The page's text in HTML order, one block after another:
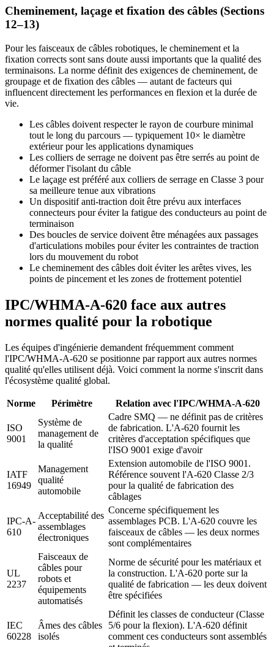
Cheminement, laçage et fixation des câbles (Sections
12–13)
Pour les faisceaux de câbles robotiques, le cheminement et la
fixation corrects sont sans doute aussi importants que la qualité des
terminaisons. La norme définit des exigences de cheminement, de
groupage et de fixation des câbles — autant de facteurs qui
influencent directement les performances en flexion et la durée de
vie.
Les câbles doivent respecter le rayon de courbure minimal
tout le long du parcours — typiquement 10× le diamètre
extérieur pour les applications dynamiques
Les colliers de serrage ne doivent pas être serrés au point de
déformer l'isolant du câble
Le laçage est préféré aux colliers de serrage en Classe 3 pour
sa meilleure tenue aux vibrations
Un dispositif anti-traction doit être prévu aux interfaces
connecteurs pour éviter la fatigue des conducteurs au point de
terminaison
Des boucles de service doivent être ménagées aux passages
d'articulations mobiles pour éviter les contraintes de traction
lors du mouvement du robot
Le cheminement des câbles doit éviter les arêtes vives, les
points de pincement et les zones de frottement potentiel
IPC/WHMA-A-620 face aux autres
normes qualité pour la robotique
Les équipes d'ingénierie demandent fréquemment comment
l'IPC/WHMA-A-620 se positionne par rapport aux autres normes
qualité qu'elles utilisent déjà. Voici comment la norme s'inscrit dans
l'écosystème qualité global.
Norme Périmètre Relation avec l'IPC/WHMA-A-620
ISO
9001
Système de
management de
la qualité
Cadre SMQ — ne définit pas de critères
de fabrication. L'A-620 fournit les
critères d'acceptation spécifiques que
l'ISO 9001 exige d'avoir
IATF
16949
Management
qualité
automobile
Extension automobile de l'ISO 9001.
Référence souvent l'A-620 Classe 2/3
pour la qualité de fabrication des
câblages
IPC-A-
610
Acceptabilité des
assemblages
électroniques
Concerne spécifiquement les
assemblages PCB. L'A-620 couvre les
faisceaux de câbles — les deux normes
sont complémentaires
UL
2237
Faisceaux de
câbles pour
robots et
équipements
automatisés
Norme de sécurité pour les matériaux et
la construction. L'A-620 porte sur la
qualité de fabrication — les deux doivent
être spécifiées
IEC
60228
Âmes des câbles
isolés
Définit les classes de conducteur (Classe
5/6 pour la flexion). L'A-620 définit
comment ces conducteurs sont assemblés